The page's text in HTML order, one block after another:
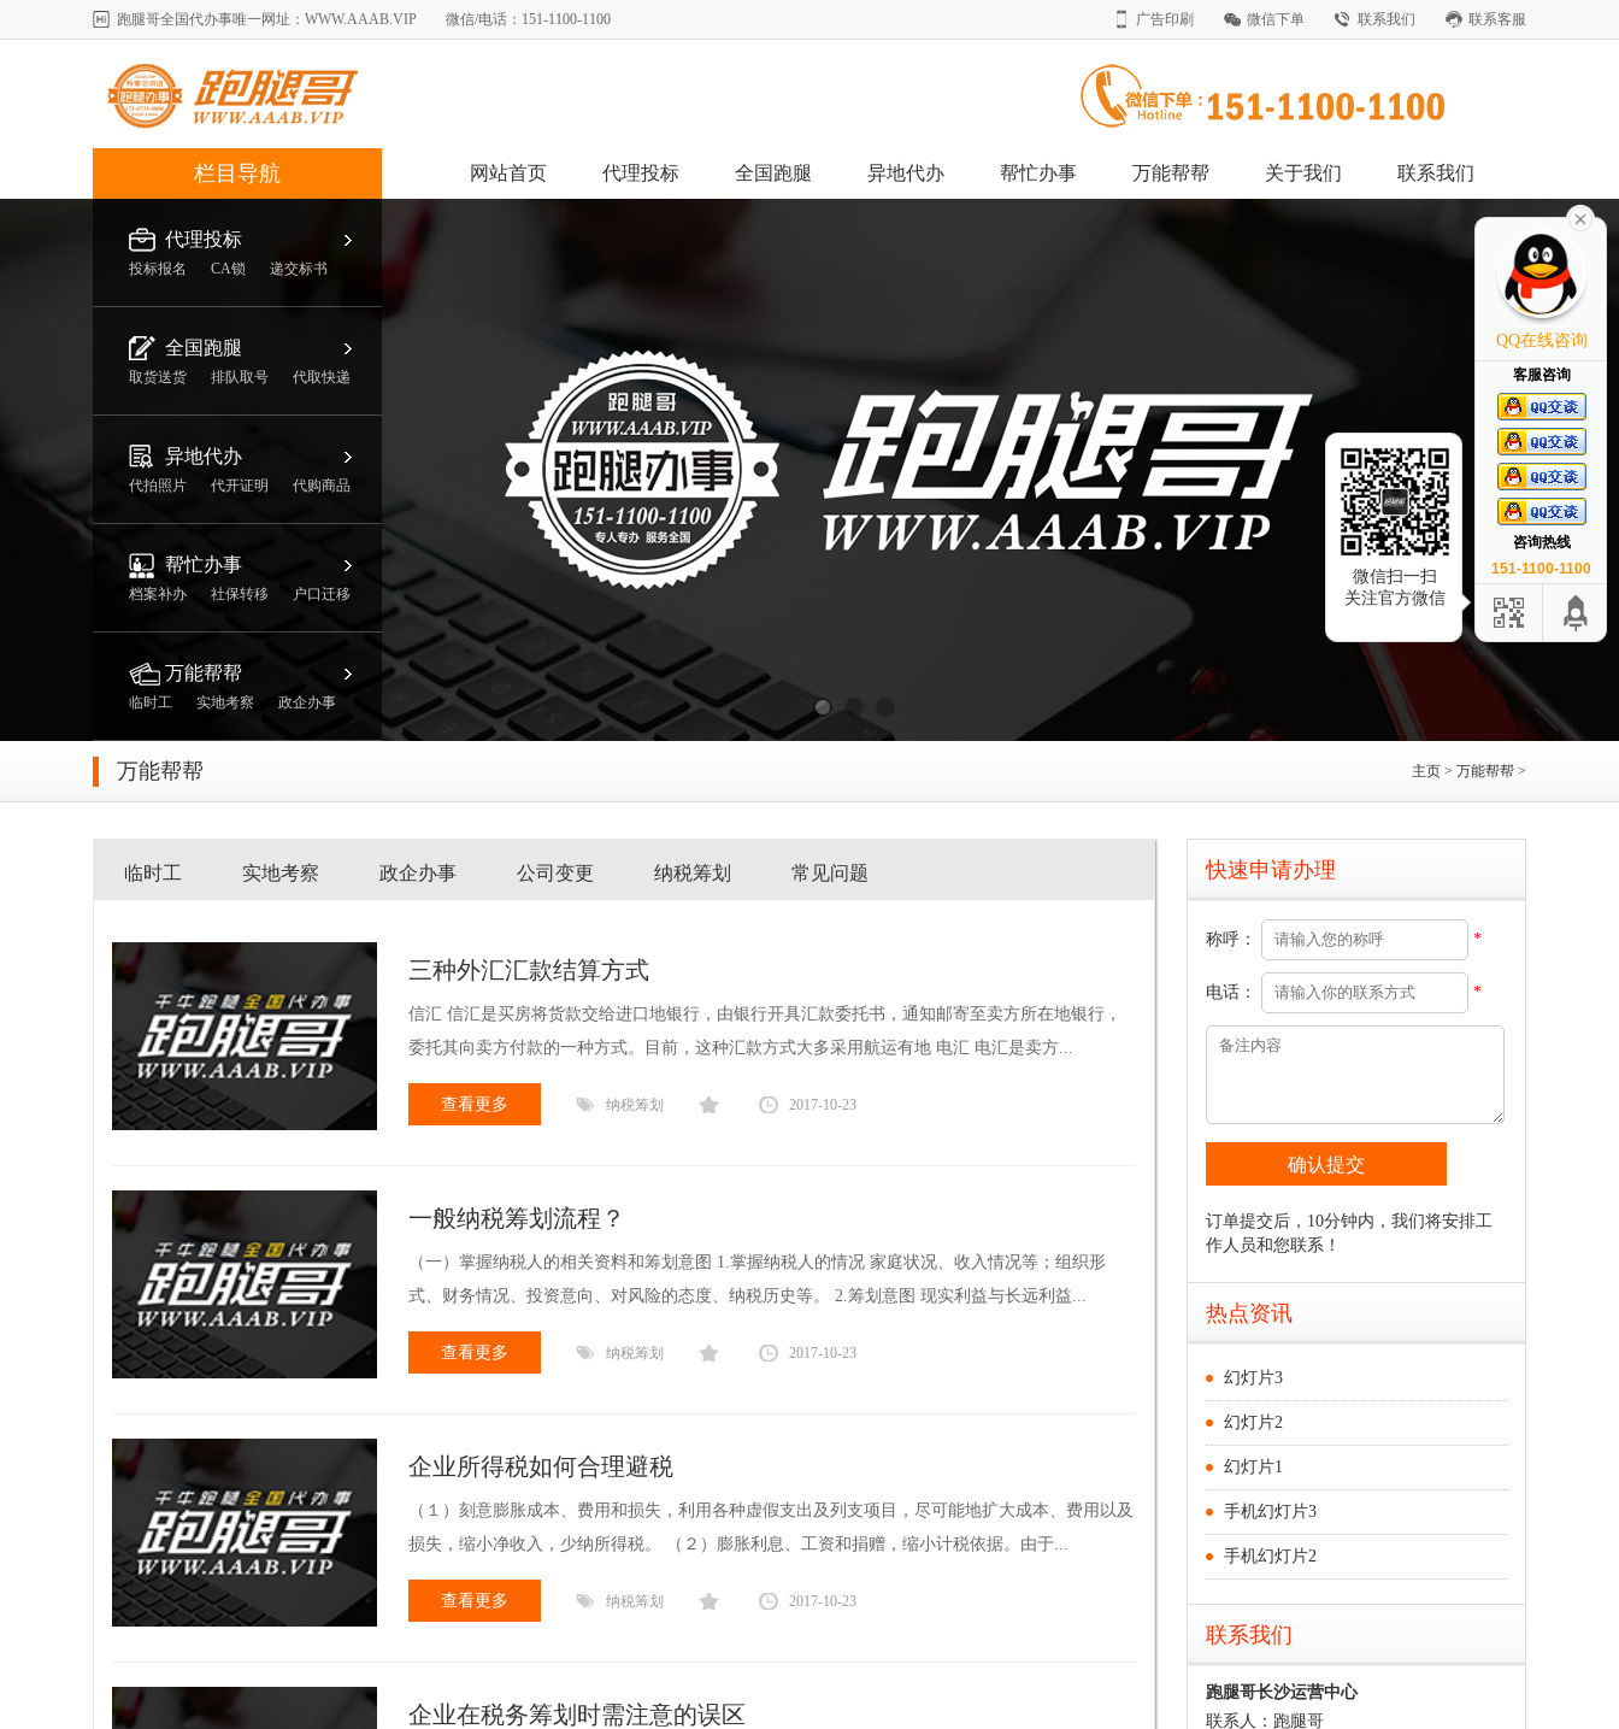
跑腿哥全国代办事唯一网址：WWW.AAAB.VIP 微信/电话：151-1100-1100 广告印刷 微信下单 联系我们 联系客服
栏目导航 网站首页 代理投标 全国跑腿 异地代办 帮忙办事 万能帮帮 关于我们 联系我们
代理投标
投标报名 CA锁 递交标书
全国跑腿
取货送货 排队取号 代取快递
异地代办
代拍照片 代开证明 代购商品
帮忙办事
档案补办 社保转移 户口迁移
万能帮帮
临时工 实地考察 政企办事
万能帮帮 主页 > 万能帮帮 >
临时工 实地考察 政企办事 公司变更 纳税筹划 常见问题
三种外汇汇款结算方式
信汇 信汇是买房将货款交给进口地银行，由银行开具汇款委托书，通知邮寄至卖方所在地银行，
委托其向卖方付款的一种方式。目前，这种汇款方式大多采用航运有地 电汇 电汇是卖方...
查看更多 纳税筹划 2017-10-23
一般纳税筹划流程？
（一）掌握纳税人的相关资料和筹划意图 1.掌握纳税人的情况 家庭状况、收入情况等；组织形
式、财务情况、投资意向、对风险的态度、纳税历史等。 2.筹划意图 现实利益与长远利益...
查看更多 纳税筹划 2017-10-23
企业所得税如何合理避税
（１）刻意膨胀成本、费用和损失，利用各种虚假支出及列支项目，尽可能地扩大成本、费用以及
损失，缩小净收入，少纳所得税。 （２）膨胀利息、工资和捐赠，缩小计税依据。由于...
查看更多 纳税筹划 2017-10-23
企业在税务筹划时需注意的误区
快速申请办理
称呼： *
电话： *
订单提交后，10分钟内，我们将安排工
作人员和您联系！
热点资讯
幻灯片3
幻灯片2
幻灯片1
手机幻灯片3
手机幻灯片2
联系我们
跑腿哥长沙运营中心
联系人：跑腿哥
QQ在线咨询
客服咨询
咨询热线
151-1100-1100
微信扫一扫
关注官方微信